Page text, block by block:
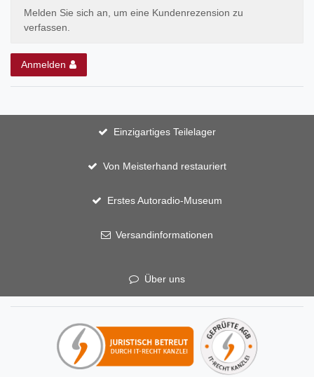
Melden Sie sich an, um eine Kundenrezension zu
verfassen.
Anmelden
Einzigartiges Teilelager
Von Meisterhand restauriert
Erstes Autoradio-Museum
Versandinformationen
Über uns